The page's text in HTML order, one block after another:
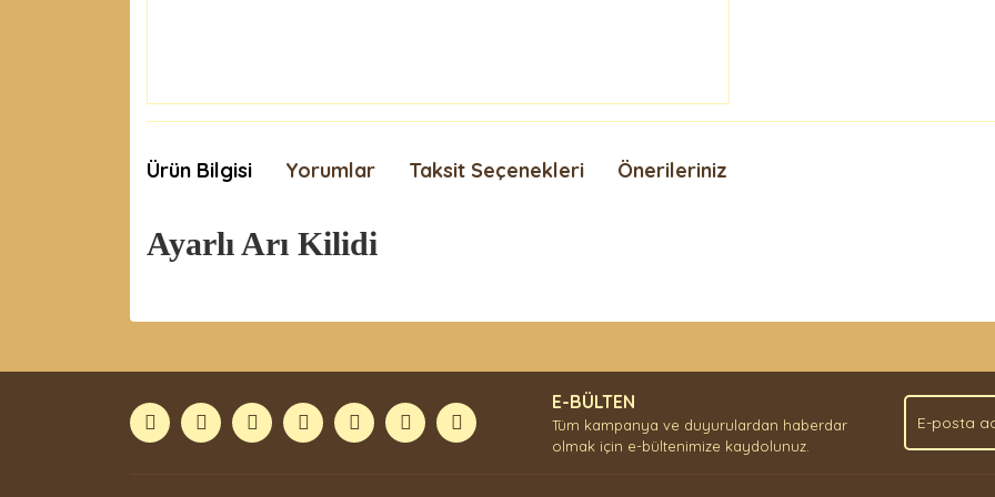
Ürün Bilgisi Yorumlar Taksit Seçenekleri Önerileriniz
Ayarlı Arı Kilidi
Ürün açıklamasında eksik bilgiler bulunuyor.
E-BÜLTEN
Tüm kampanya ve duyurulardan haberdar
olmak için e-bültenimize kaydolunuz.